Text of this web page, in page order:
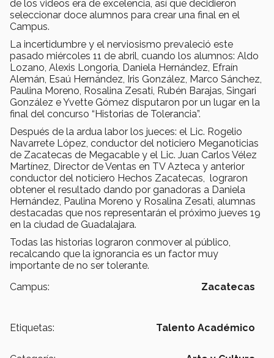
de los videos era de excelencia, así que decidieron
seleccionar doce alumnos para crear una final en el
Campus.
La incertidumbre y el nerviosismo prevaleció este
pasado miércoles 11 de abril, cuando los alumnos: Aldo
Lozano, Alexis Longoria, Daniela Hernández, Efraín
Alemán, Esaú Hernández, Iris González, Marco Sánchez,
Paulina Moreno, Rosalina Zesati, Rubén Barajas, Singari
González e Yvette Gómez disputaron por un lugar en la
final del concurso “Historias de Tolerancia”.
Después de la ardua labor los jueces: el Lic. Rogelio
Navarrete López, conductor del noticiero Meganoticias
de Zacatecas de Megacable y el Lic. Juan Carlos Vélez
Martínez, Director de Ventas en TV Azteca y anterior
conductor del noticiero Hechos Zacatecas, lograron
obtener el resultado dando por ganadoras a Daniela
Hernández, Paulina Moreno y Rosalina Zesati, alumnas
destacadas que nos representarán el próximo jueves 19
en la ciudad de Guadalajara.
Todas las historias lograron conmover al público,
recalcando que la ignorancia es un factor muy
importante de no ser tolerante.
Campus:
Zacatecas
Etiquetas: Talento Académico